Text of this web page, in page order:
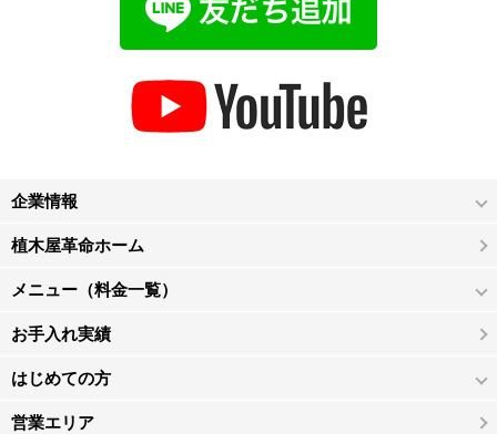
企業情報
植木屋革命ホーム
メニュー（料金一覧）
お手入れ実績
はじめての方
営業エリア